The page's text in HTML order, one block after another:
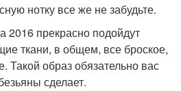
нотку все же не забудьте.
2016 прекрасно подойдут
ткани, в общем, все броское,
Такой образ обязательно вас
сделает.